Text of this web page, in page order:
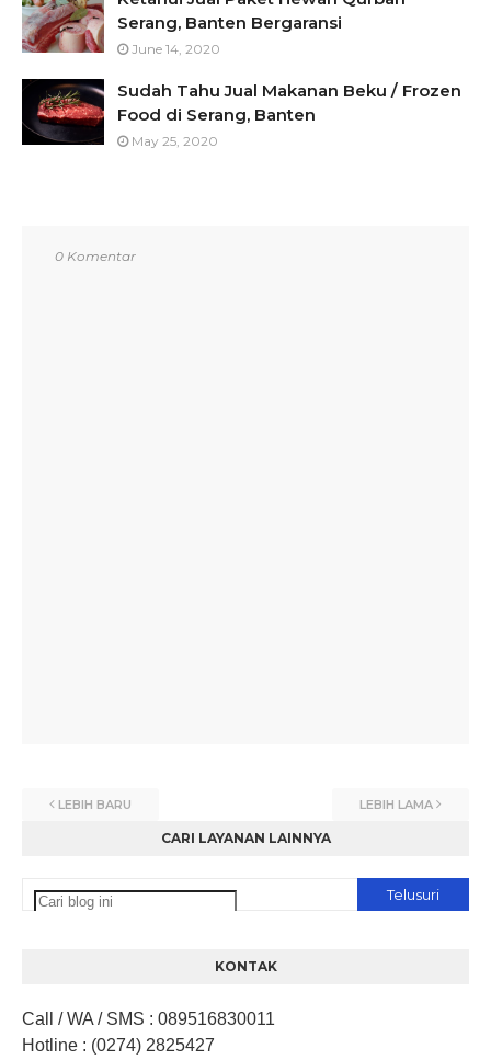
Serang, Banten Bergaransi
June 14, 2020
Sudah Tahu Jual Makanan Beku / Frozen
Food di Serang, Banten
May 25, 2020
0 Komentar
LEBIH BARU LEBIH LAMA
CARI LAYANAN LAINNYA
KONTAK
Call / WA / SMS : 089516830011
Hotline : (0274) 2825427